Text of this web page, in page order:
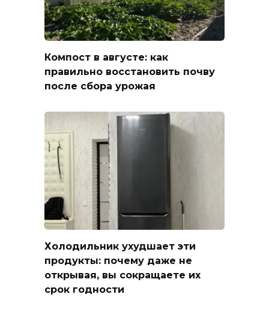
Компост в августе: как
правильно восстановить почву
после сбора урожая
Холодильник ухудшает эти
продукты: почему даже не
открывая, вы сокращаете их
срок годности